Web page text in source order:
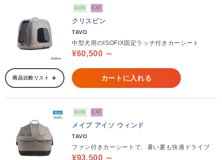
DOG CAT
クリスピン
TAVO
中型犬用のISOFIX固定ラッチ付きカーシート
¥60,500 ～
商品比較リスト カートに入れる
DOG CAT
メイブ アイソ ウィンド
TAVO
ファン付きカーシートで、暑い夏も快適ドライブ
¥93,500 ～